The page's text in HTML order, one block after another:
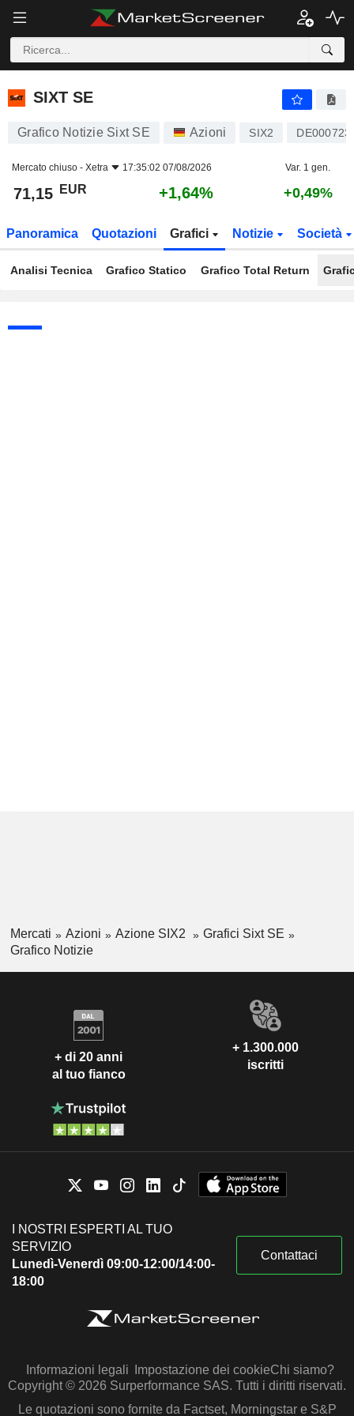
SIXT SE
SIXT SE
Grafico Notizie Sixt SE Azioni SIX2
Mercato chiuso - Xetra 17:35:02 07/08/2026 Var. 1 gen.
71,15 EUR +1,64% +0,49%
Panoramica Quotazioni Grafici Notizie Società
Analisi Tecnica Grafico Statico Grafico Total Return
Mercati Azioni Azione SIX2
Grafici Sixt SE
Grafico Notizie
+ di 20 anni
al tuo fianco
+ 1.300.000
iscritti
I NOSTRI ESPERTI AL TUO
SERVIZIO
Lunedì-Venerdì 09:00-12:00/14:00-
18:00
Contattaci
Informazioni legali Impostazione dei cookieChi siamo?
Copyright © 2026 Surperformance SAS. Tutti i diritti riservati.
Le quotazioni sono fornite da Factset, Morningstar e S&P